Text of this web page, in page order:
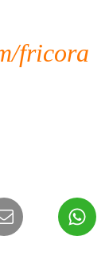
fricora